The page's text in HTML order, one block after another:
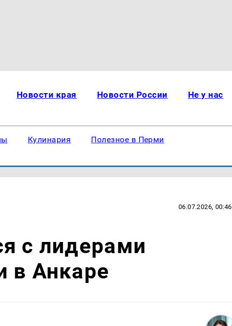
Новости края Новости России Не у нас
Кулинария Полезное в Перми
06.07.2026, 00:46
с лидерами
в Анкаре